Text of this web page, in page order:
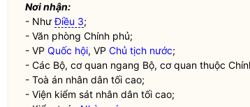
Nơi nhận:
- NhưĐiều 3;
- Văn phòng Chính phủ;
- VPQuốc hội, VPChủ tịch nước;
- Các Bộ, cơ quan ngang Bộ, cơ quan thuộc
- Toà án nhân dân tối cao;
- Viện kiểm sát nhân dân tối cao;